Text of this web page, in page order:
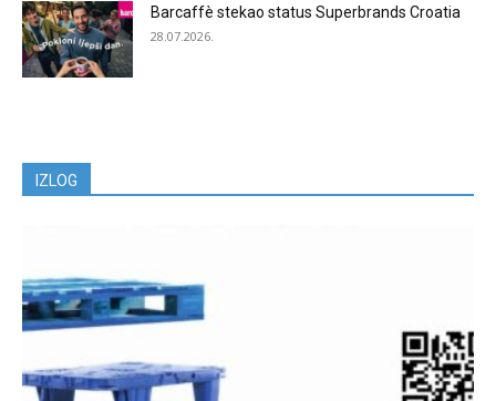
Barcaffè stekao status Superbrands Croatia
28.07.2026.
IZLOG